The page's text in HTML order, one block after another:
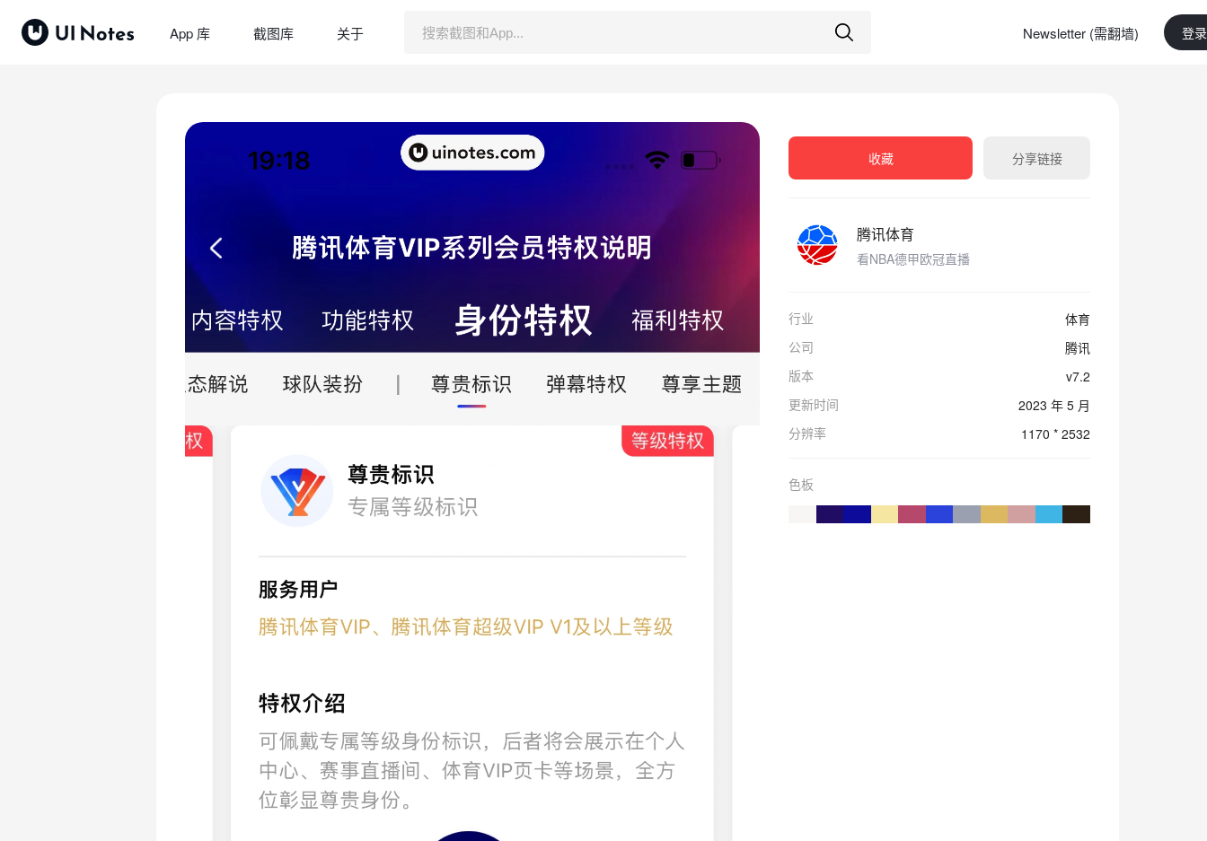
App 库 截图库 关于 Newsletter (需翻墙) 登
收藏 分享链接
腾讯体育
看NBA德甲欧冠直播
行业
体育
公司
腾讯
版本
v7.2
更新时间
2023 年 5 月
分辨率
1170 * 2532
色板